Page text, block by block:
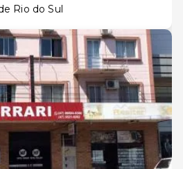
Rio do Sul